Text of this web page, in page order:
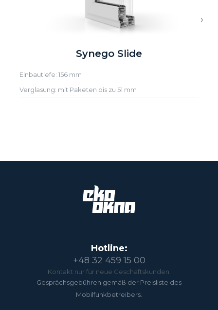
Synego Slide
Einbautiefe: 156 mm
Verglasung: mit Paketen bis zu 51 mm
›
Hotline:
+48 32 459 15 00
Kontakt nur für neue Geschäftskunden.
Gesprächsgebühren gemäß der Preisliste des
Mobilfunkbetreibers.